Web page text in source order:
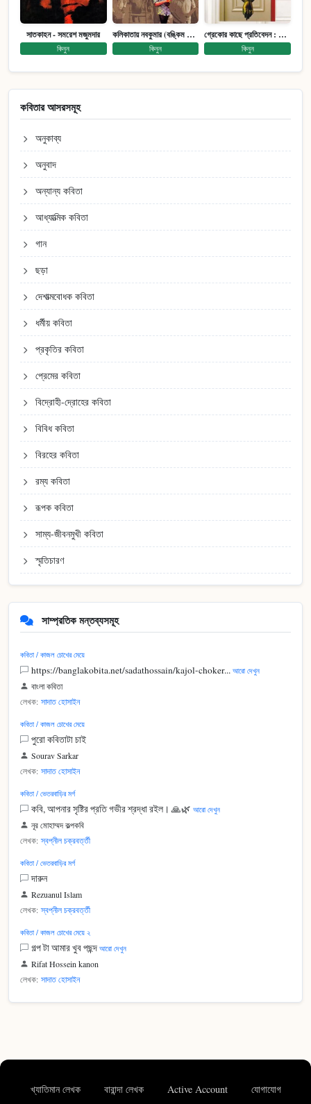
সাতকাহন - সমরেশ মজুমদার
কিনুন
কলিকাতায় নবকুমার (বঙ্কিম পুরষ্কারে সম্মানিত)(মানবিক মেগা উপন্যাস)
কিনুন
গ্রেকোর কাছে প্রতিবেদন : আত্মজীবনী
কিনুন
কবিতার আসরসমূহ
অনুকাব্য
অনুবাদ
অন্যান্য কবিতা
আধ্যাত্মিক কবিতা
গান
ছড়া
দেশাত্মবোধক কবিতা
ধর্মীয় কবিতা
প্রকৃতির কবিতা
প্রেমের কবিতা
বিদ্রোহী-দ্রোহের কবিতা
বিবিধ কবিতা
বিরহের কবিতা
রম্য কবিতা
রূপক কবিতা
সাম্য-জীবনমুখী কবিতা
স্মৃতিচারণ
সাম্প্রতিক মন্তব্যসমূহ
কবিতা / কাজল চোখের মেয়ে
https://banglakobita.net/sadathossain/kajol-choker... আরো দেখুন
বাংলা কবিতা
লেখক: সাদাত হোসাইন
কবিতা / কাজল চোখের মেয়ে
পুরো কবিতাটা চাই
Sourav Sarkar
লেখক: সাদাত হোসাইন
কবিতা / ভেতরবাড়ির মর্গ
কবি, আপনার সৃষ্টির প্রতি গভীর শ্রদ্ধা রইল। 🙏🌿 আরো দেখুন
নূর মোহাম্মদ কল্পকবি
লেখক: স্বপ্নীল চক্রবর্ত্তী
কবিতা / ভেতরবাড়ির মর্গ
দারুন
Rezuanul Islam
লেখক: স্বপ্নীল চক্রবর্ত্তী
কবিতা / কাজল চোখের মেয়ে ২
গল্প টা আমার খুব পছন্দ আরো দেখুন
Rifat Hossein kanon
লেখক: সাদাত হোসাইন
খ্যাতিমান লেখক বারান্দা লেখক Active Account যোগাযোগ